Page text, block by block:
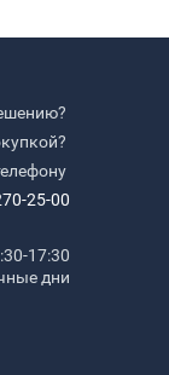
25-00
17:30
дни